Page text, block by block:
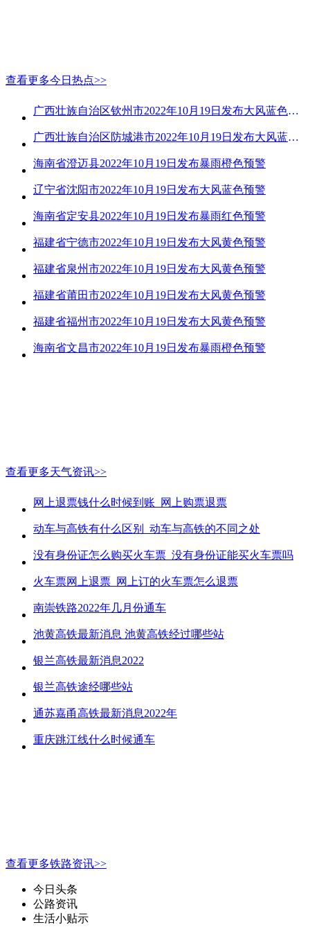
查看更多今日热点>>
广西壮族自治区钦州市2022年10月19日发布大风蓝色预警
广西壮族自治区防城港市2022年10月19日发布大风蓝色预警
海南省澄迈县2022年10月19日发布暴雨橙色预警
辽宁省沈阳市2022年10月19日发布大风蓝色预警
海南省定安县2022年10月19日发布暴雨红色预警
福建省宁德市2022年10月19日发布大风黄色预警
福建省泉州市2022年10月19日发布大风黄色预警
福建省莆田市2022年10月19日发布大风黄色预警
福建省福州市2022年10月19日发布大风黄色预警
海南省文昌市2022年10月19日发布暴雨橙色预警
查看更多天气资讯>>
网上退票钱什么时候到账_网上购票退票
动车与高铁有什么区别_动车与高铁的不同之处
没有身份证怎么购买火车票_没有身份证能买火车票吗
火车票网上退票_网上订的火车票怎么退票
南崇铁路2022年几月份通车
池黄高铁最新消息 池黄高铁经过哪些站
银兰高铁最新消息2022
银兰高铁途经哪些站
通苏嘉甬高铁最新消息2022年
重庆跳江线什么时候通车
查看更多铁路资讯>>
今日头条
公路资讯
生活小贴示